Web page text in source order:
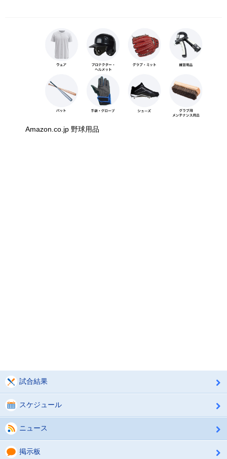
Amazon.co.jp 野球用品
試合結果
スケジュール
ニュース
掲示板